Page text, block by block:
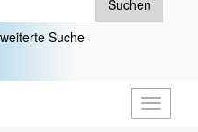
Suchen
Suche
öffnen